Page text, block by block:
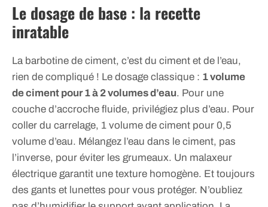
Le dosage de base : la recette
inratable
La barbotine de ciment, c’est du ciment et de l’eau,
rien de compliqué ! Le dosage classique : 1 volume
de ciment pour 1 à 2 volumes d’eau. Pour une
couche d’accroche fluide, privilégiez plus d’eau. Pour
coller du carrelage, 1 volume de ciment pour 0,5
volume d’eau. Mélangez l’eau dans le ciment, pas
l’inverse, pour éviter les grumeaux. Un malaxeur
électrique garantit une texture homogène. Et toujours
des gants et lunettes pour vous protéger. N’oubliez